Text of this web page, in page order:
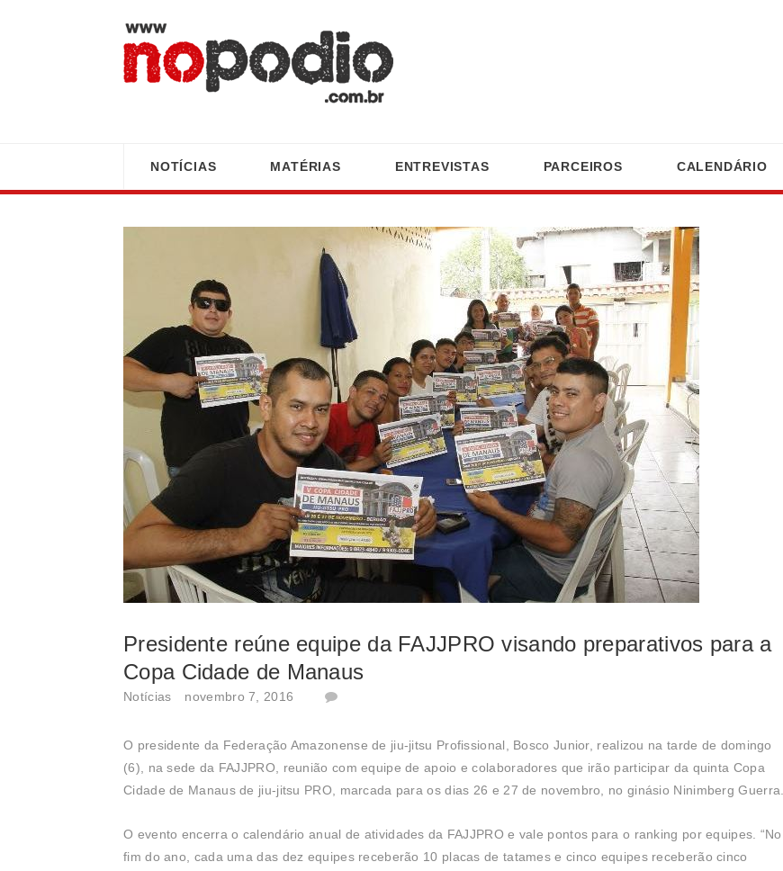
NOTÍCIAS MATÉRIAS ENTREVISTAS PARCEIROS CALENDÁRIO
Presidente reúne equipe da FAJJPRO visando preparativos para a
Copa Cidade de Manaus
Notícias novembro 7, 2016
O presidente da Federação Amazonense de jiu-jitsu Profissional, Bosco Junior, realizou na tarde de domingo
(6), na sede da FAJJPRO, reunião com equipe de apoio e colaboradores que irão participar da quinta Copa
Cidade de Manaus de jiu-jitsu PRO, marcada para os dias 26 e 27 de novembro, no ginásio Ninimberg Guerra.
O evento encerra o calendário anual de atividades da FAJJPRO e vale pontos para o ranking por equipes. “No
fim do ano, cada uma das dez equipes receberão 10 placas de tatames e cinco equipes receberão cinco